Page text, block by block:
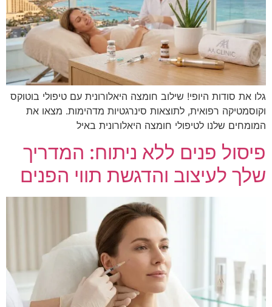
גלו את סודות היופי! שילוב חומצה היאלורונית עם טיפולי בוטוקס
וקוסמטיקה רפואית, לתוצאות סינרגטיות מדהימות. מצאו את
המומחים שלנו לטיפולי חומצה היאלורונית באיל
פיסול פנים ללא ניתוח: המדריך
שלך לעיצוב והדגשת תווי הפנים